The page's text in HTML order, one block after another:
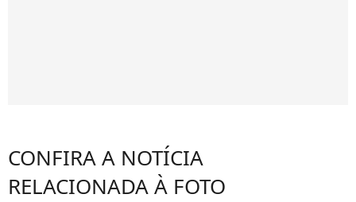
CONFIRA A NOTÍCIA
RELACIONADA À FOTO